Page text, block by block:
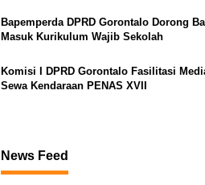
o
Bapemperda DPRD Gorontalo Dorong
Masuk Kurikulum Wajib Sekolah
Komisi I DPRD Gorontalo Fasilitasi
Sewa Kendaraan PENAS XVII
News Feed